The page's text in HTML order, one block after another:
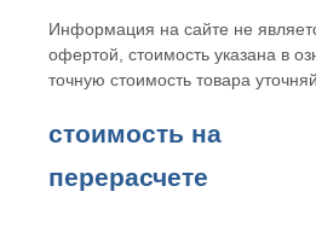
Информация на сайте не
офертой, стоимость указана в
точную стоимость товара
cтоимость на
перерасчете